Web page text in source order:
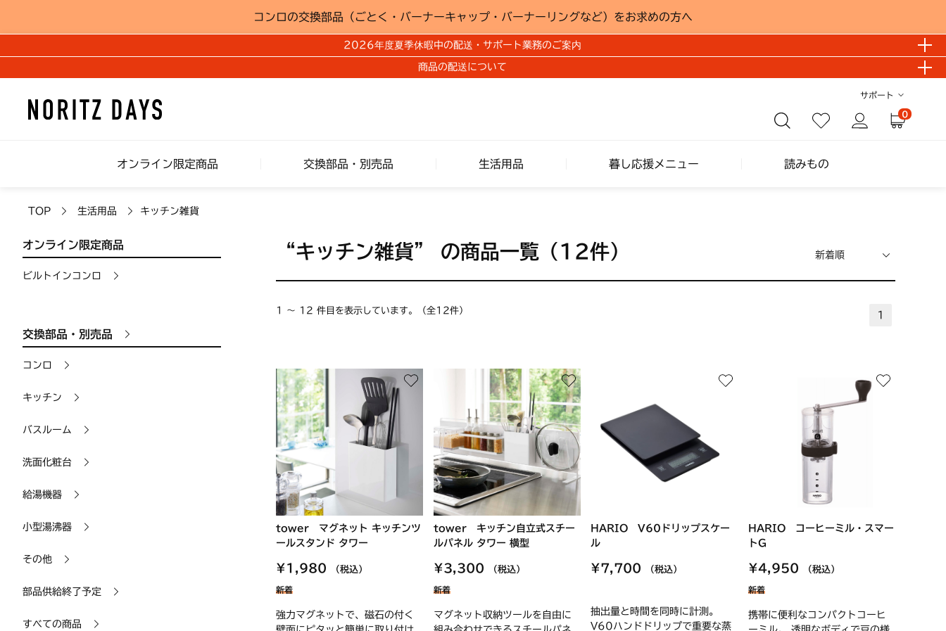
コンロの交換部品（ごとく・バーナーキャップ・バーナーリングなど）をお求めの方へ
2026年度夏季休暇中の配送・サポート業務のご案内
商品の配送について
サポート
0
オンライン限定商品 交換部品・別売品 生活用品 暮し応援メニュー 読みもの
TOP 生活用品 キッチン雑貨
オンライン限定商品
ビルトインコンロ
交換部品・別売品
コンロ
キッチン
バスルーム
洗面化粧台
給湯機器
小型湯沸器
その他
部品供給終了予定
すべての商品
“キッチン雑貨” の商品一覧（12件）
1 ～ 12 件目を表示しています。（全12件） 1
tower マグネット キッチンツ
ールスタンド タワー
¥1,980 （税込）
新着
強力マグネットで、磁石の付く
tower キッチン自立式スチー
ルパネル タワー 横型
¥3,300 （税込）
新着
マグネット収納ツールを自由に
HARIO V60ドリップスケー
ル
¥7,700 （税込）
抽出量と時間を同時に計測。
V60ハンドドリップで重要な蒸
HARIO コーヒーミル・スマー
トG
¥4,950 （税込）
新着
携帯に便利なコンパクトコーヒ